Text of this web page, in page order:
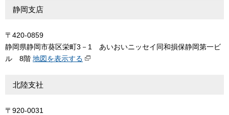
静岡支店
〒420-0859
静岡県静岡市葵区栄町3－1 あいおいニッセイ同和損保静岡第一ビ
ル 8階 地図を表示する
北陸支社
〒920-0031